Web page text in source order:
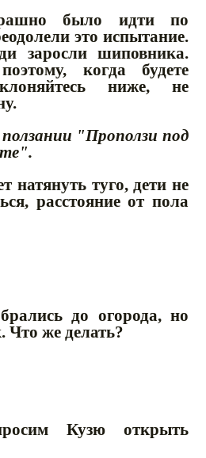
было идти по
это испытание.
заросли шиповника.
когда будете
ниже, не
"Проползи под
натянуть туго, дети не
расстояние от пола
до огорода, но
Что же делать?
Кузю открыть